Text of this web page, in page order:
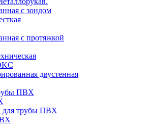
с зондом
с протяжкой
двустенная
ПВХ
для трубы ПВХ